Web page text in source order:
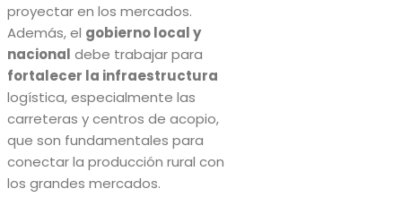
proyectar en los mercados.
Además, el gobierno local y
nacional debe trabajar para
fortalecer la infraestructura
logística, especialmente las
carreteras y centros de acopio,
que son fundamentales para
conectar la producción rural con
los grandes mercados.